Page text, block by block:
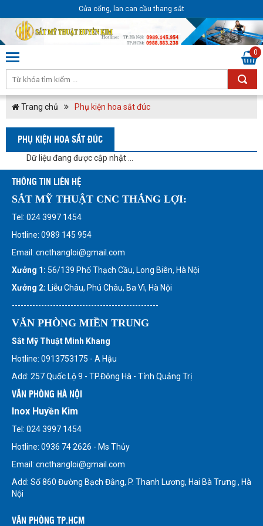
Cửa cổng, lan can cầu thang sắt
0
Trang chủ Phụ kiện hoa sắt đúc
PHỤ KIỆN HOA SẮT ĐÚC
Dữ liệu đang được cập nhật ...
THÔNG TIN LIÊN HỆ
SẮT MỸ THUẬT CNC THẮNG LỢI:
Tel: 024 3997 1454
Hotline: 0989 145 954
Email: cncthangloi@gmail.com
Xưởng 1: 56/139 Phố Thạch Cầu, Long Biên, Hà Nội
Xưởng 2: Liễu Châu, Phú Châu, Ba Vì, Hà Nội
--------------------------------------------------
VĂN PHÒNG MIỀN TRUNG
Sắt Mỹ Thuật Minh Khang
Hotline: 0913753175 - A Hậu
Add: 257 Quốc Lộ 9 - TP.Đông Hà - Tỉnh Quảng Trị
VĂN PHÒNG HÀ NỘI
Inox Huyền Kim
Tel: 024 3997 1454
Hotline: 0936 74 2626 - Ms Thủy
Email: cncthangloi@gmail.com
Add: Số 860 Đường Bạch Đằng, P. Thanh Lương, Hai Bà Trưng , Hà
Nội
VĂN PHÒNG TP.HCM